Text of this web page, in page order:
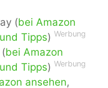
(bei Amazon
Tipps) Werbung
bei Amazon
Tipps) Werbung
ansehen,